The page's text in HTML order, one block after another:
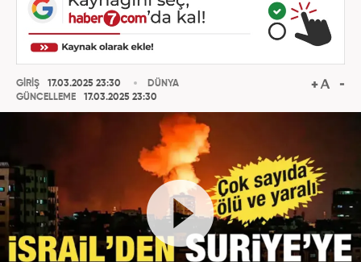
GİRİŞ
17.03.2025 23:30
GÜNCELLEME
17.03.2025 23:30
DÜNYA